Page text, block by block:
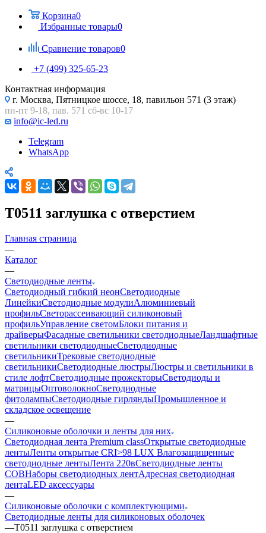
Корзина0
Избранные товары0
Сравнение товаров0
+7 (499) 325-65-23
Контактная информация
г. Москва, Пятницкое шоссе, 18, павильон 571 (3 этаж)
пн-пт 9-18, пав. 571 сб-вс 10-17
info@ic-led.ru
Telegram
WhatsApp
T0511 заглушка с отверстием
Главная страница
—
Каталог
—
Светодиодные ленты
Светодиодный гибкий неонСветодиодные
ЛинейкиСветодиодные модулиАлюминиевый
профильСветорассеивающий силиконовый
профильУправление светомБлоки питания и
драйверыФасадные светильники светодиодныеЛандшафтные
светильники светодиодныеСветодиодные
светильникиТрековые светодиодные
светильникиСветодиодные люстрыЛюстры и светильники в
стиле лофтСветодиодные прожекторыСветодиоды и
матрицыОптоволокноСветодиодные
фитолампыСветодиодные гирляндыПромышленное и
складское освещение
—
Силиконовые оболочки и ленты для них
Светодиодная лента Premium classОткрытые светодиодные
лентыЛенты открытые CRI>98 LUX Влагозащищенные
светодиодные лентыЛента 220вСветодиодные ленты
COBНаборы светодиодных лентАдресная светодиодная
лентаLED аксессуары
—
Силиконовые оболочки с комплектующими
Светодиодные ленты для силиконовых оболочек
—T0511 заглушка с отверстием